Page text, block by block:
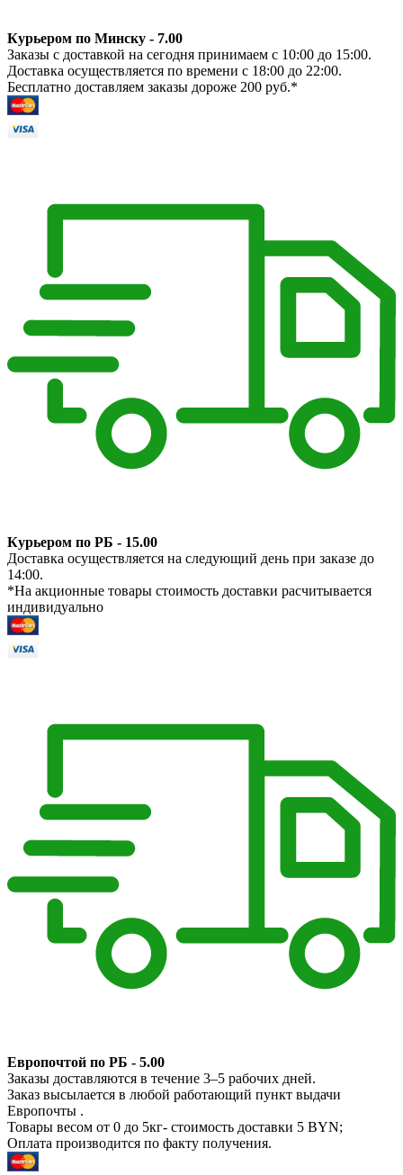
Курьером по Минску - 7.00
Заказы с доставкой на сегодня принимаем с 10:00 до 15:00.
Доставка осуществляется по времени с 18:00 до 22:00.
Бесплатно доставляем заказы дороже 200 руб.*
Курьером по РБ - 15.00
Доставка осуществляется на следующий день при заказе до
14:00.
*На акционные товары стоимость доставки расчитывается
индивидуально
Европочтой по РБ - 5.00
Заказы доставляются в течение 3–5 рабочих дней.
Заказ высылается в любой работающий пункт выдачи
Европочты .
Товары весом от 0 до 5кг- стоимость доставки 5 BYN;
Оплата производится по факту получения.